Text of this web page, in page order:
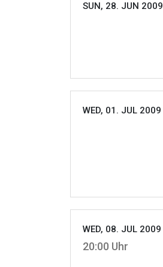
SUN, 28. JUN 2009
WED, 01. JUL 2009
WED, 08. JUL 2009
20:00 Uhr